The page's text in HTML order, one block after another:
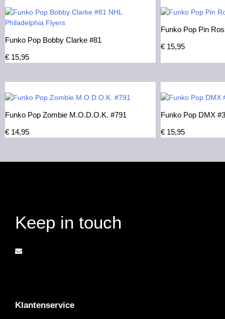
Funko Pop Bobby Clarke #81
€ 15,95
Funko Pop Pin
€ 15,95
Funko Pop Zombie M.O.D.O.K. #791
€ 14,95
Funko Pop DMX
€ 15,95
Keep in touch
Klantenservice